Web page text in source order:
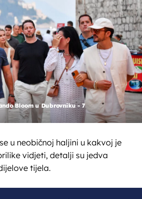
Bloom u Dubrovniku - 7
u neobičnoj haljini u kakvoj je
vidjeti, detalji su jedva
tijela.
OBAVIJESTI